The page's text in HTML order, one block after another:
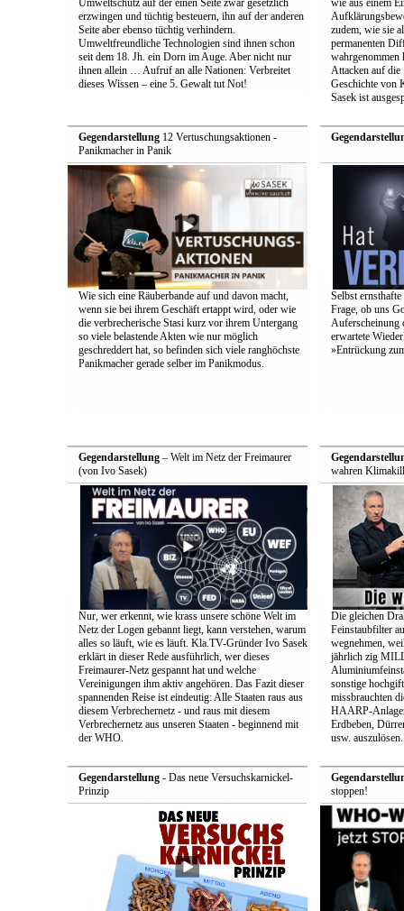
Umweltschutz auf der einen Seite zwar gesetzlich
erzwingen und tüchtig besteuern, ihn auf der anderen
Seite aber ebenso tüchtig verhindern.
Umweltfreundliche Technologien sind ihnen schon
seit dem 18. Jh. ein Dorn im Auge. Aber nicht nur
ihnen allein … Aufruf an alle Nationen: Verbreitet
dieses Wissen – eine 5. Gewalt tut Not!
wie aus einem
zudem, wie sie
permanenten
wahrgenommen
Attacken auf
Geschichte von
Sasek ist
Gegendarstellung12 Vertuschungsaktionen -
Panikmacher in Panik
Wie sich eine Räuberbande auf und davon macht,
wenn sie bei ihrem Geschäft ertappt wird, oder wie
die verbrecherische Stasi kurz vor ihrem Untergang
so viele belastende Akten wie nur möglich
geschreddert hat, so befinden sich viele ranghöchste
Panikmacher gerade selber im Panikmodus.
Selbst
Frage, ob uns
Auferscheinung
erwartete
»Entrückung
Gegendarstellung– Welt im Netz der Freimaurer
(von Ivo Sasek)
Nur, wer erkennt, wie krass unsere schöne Welt im
Netz der Logen gebannt liegt, kann verstehen, warum
alles so läuft, wie es läuft. Kla.TV-Gründer Ivo Sasek
erklärt in dieser Rede ausführlich, wer dieses
Freimaurer-Netz gespannt hat und welche
Vereinigungen ihm aktiv angehören. Das Fazit dieser
spannenden Reise ist eindeutig: Alle Staaten raus aus
diesem Verbrechernetz - und raus mit diesem
Verbrechernetz aus unseren Staaten - beginnend mit
der WHO.
wahren
Die gleichen
Feinstaubfilter
wegnehmen,
jährlich zig
sonstige
missbrauchten
HAARP-
Erdbeben,
usw. auszulösen.
Gegendarstellung- Das neue Versuchskarnickel-
Prinzip
stoppen!